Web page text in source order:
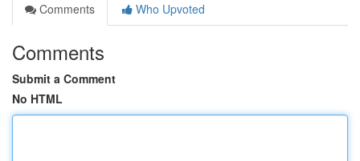
Comments
Who Upvoted
Comments
Submit a Comment
No HTML